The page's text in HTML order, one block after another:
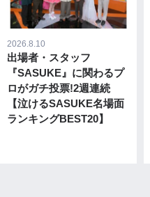
出場者・スタッフ
『SASUKE』に関わるプ
ロがガチ投票!2週連続
【泣けるSASUKE名場面
ランキングBEST20】
2026.8.10